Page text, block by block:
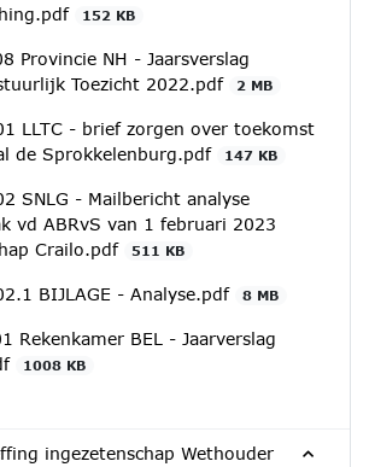
152 KB
Provincie NH - Jaarsverslag
Toezicht 2022.pdf
2 MB
LLTC - brief zorgen over toekomst
de Sprokkelenburg.pdf
147 KB
SNLG - Mailbericht analyse
vd ABRvS van 1 februari 2023
Crailo.pdf
511 KB
BIJLAGE - Analyse.pdf 8 MB
Rekenkamer BEL - Jaarverslag
1008 KB
ingezetenschap Wethouder